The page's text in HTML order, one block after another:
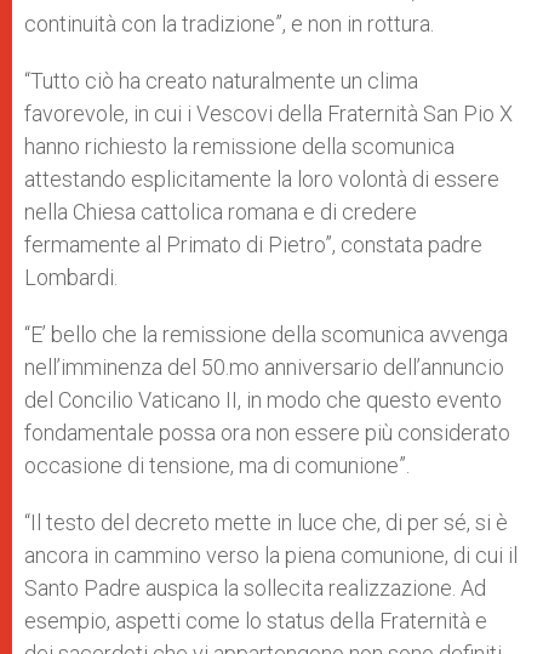
continuità con la tradizione”, e non in rottura.
“Tutto ciò ha creato naturalmente un clima
favorevole, in cui i Vescovi della Fraternità San Pio X
hanno richiesto la remissione della scomunica
attestando esplicitamente la loro volontà di essere
nella Chiesa cattolica romana e di credere
fermamente al Primato di Pietro”, constata padre
Lombardi.
“E’ bello che la remissione della scomunica avvenga
nell’imminenza del 50.mo anniversario dell’annuncio
del Concilio Vaticano II, in modo che questo evento
fondamentale possa ora non essere più considerato
occasione di tensione, ma di comunione”.
“Il testo del decreto mette in luce che, di per sé, si è
ancora in cammino verso la piena comunione, di cui il
Santo Padre auspica la sollecita realizzazione. Ad
esempio, aspetti come lo status della Fraternità e